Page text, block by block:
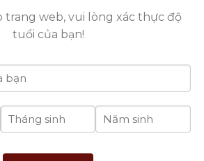
DANH MỤC
trang web, vui lòng xác thực độ
tuổi của bạn!